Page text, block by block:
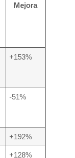
Mejora
+153%
-51%
+192%
+128%